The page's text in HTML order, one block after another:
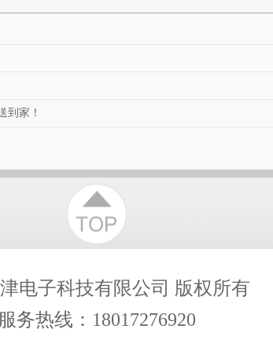
到家！
津电子科技有限公司 版权所有
服务热线：18017276920